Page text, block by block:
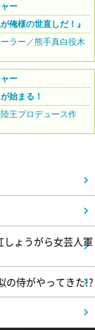
ー
俺様の世直しだ！』
ラー／熊手真白役木
ー
始まる！
王プロデュース作
ょうがら女芸人軍
の侍がやってきた!?